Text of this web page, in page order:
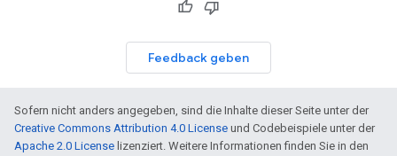
Feedback geben
Sofern nicht anders angegeben, sind die Inhalte dieser Seite unter der
Creative Commons Attribution 4.0 License und Codebeispiele unter der
Apache 2.0 License lizenziert. Weitere Informationen finden Sie in den